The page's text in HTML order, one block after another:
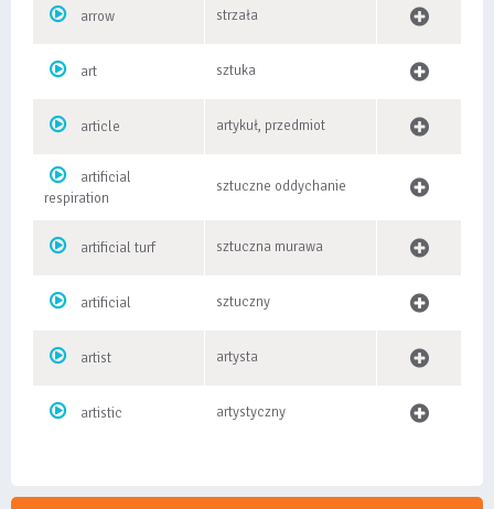
arrow strzała
art sztuka
article artykuł, przedmiot
artificial
respiration
sztuczne oddychanie
artificial turf sztuczna murawa
artificial sztuczny
artist artysta
artistic artystyczny